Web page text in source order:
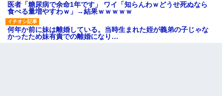
医者「糖尿病で余命1年です」 ワイ「知らんわｗどうせ死ぬなら
食べる量増やすわｗ」→結果ｗｗｗｗｗ
何年か前に妹は離婚している。当時生まれた姪が義弟の子じゃな
かったため妹有責での離婚になり…